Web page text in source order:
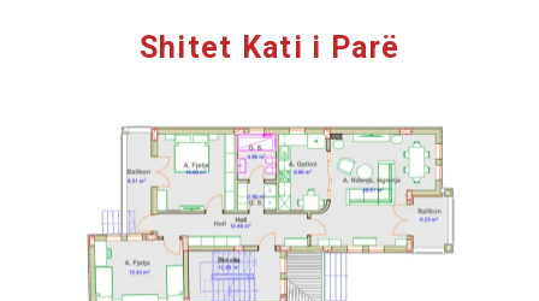
Shitet Kati i Parë